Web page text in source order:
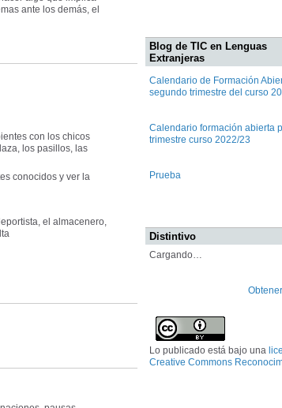
ante los demás, el
con los chicos
los pasillos, las
conocidos y ver la
el almacenero,
Blog de TIC en Lenguas
Extranjeras
Calendario de Formación
segundo trimestre del curso
Calendario formación abierta
trimestre curso 2022/23
Prueba
Distintivo
Cargando…
Lo publicado está bajo una
Creative Commons